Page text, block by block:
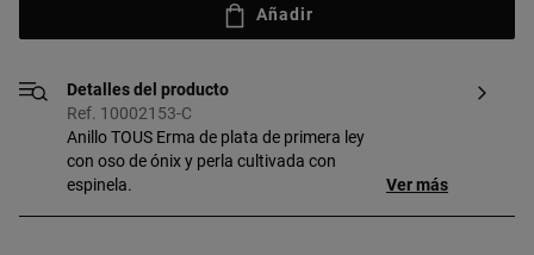
Añadir
Detalles del producto
Ref. 10002153-C
Anillo TOUS Erma de plata de primera ley
con oso de ónix y perla cultivada con
espinela.
Ver más